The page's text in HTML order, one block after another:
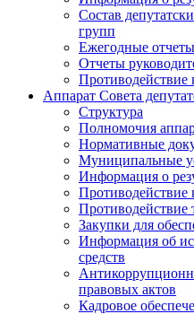
Состав
групп
Ежегодные отчеты
Отчеты
Противодействие
Аппарат Совета
Структура
Полномочия
Нормативные
Муниципальные
Информация о
Противодействие
Противодействие
Закупки для
Информация об
средств
правовых актов
Кадровое